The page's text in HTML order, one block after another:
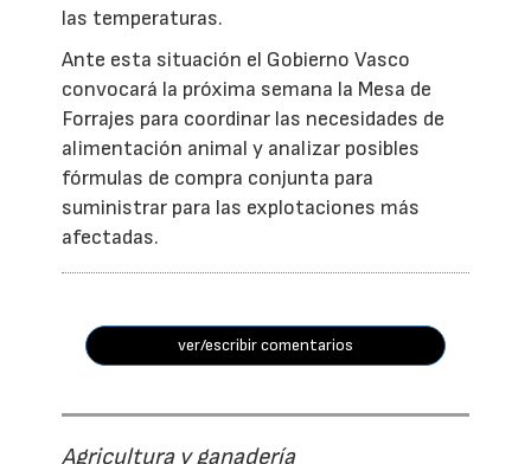
las temperaturas.
Ante esta situación el Gobierno Vasco
convocará la próxima semana la Mesa de
Forrajes para coordinar las necesidades de
alimentación animal y analizar posibles
fórmulas de compra conjunta para
suministrar para las explotaciones más
afectadas.
ver/escribir comentarios
Agricultura y ganadería